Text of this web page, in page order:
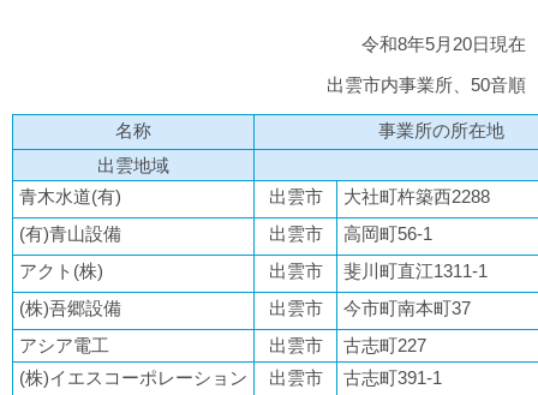
令和8年5月20日現在
出雲市内事業所、50音順
名称
事業所の所在地
出雲地域
青木水道(有)
出雲市
大社町杵築西2288
(有)青山設備
出雲市
高岡町56-1
アクト(株)
出雲市
斐川町直江1311-1
(株)吾郷設備
出雲市
今市町南本町37
アシア電工
出雲市
古志町227
(株)イエスコーポレーション
出雲市
古志町391-1